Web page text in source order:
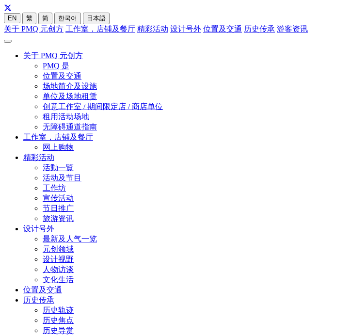
EN 繁 简 한국어 日本語
关于 PMQ 元创方 工作室，店铺及餐厅 精彩活动 设计号外 位置及交通 历史传承 游客资讯
关于 PMQ 元创方
PMQ 是
位置及交通
场地简介及设施
单位及场地租赁
创意工作室 / 期间限定店 / 商店单位
租用活动场地
无障碍通道指南
工作室，店铺及餐厅
网上购物
精彩活动
活動一覧
活动及节目
工作坊
宣传活动
节日推广
旅游资讯
设计号外
最新及人气一览
元创领域
设计视野
人物访谈
文化生活
位置及交通
历史传承
历史轨迹
历史焦点
历史导赏